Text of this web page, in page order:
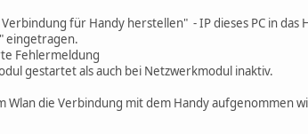
für Handy herstellen" - IP dieses PC in das
eingetragen.
Fehlermeldung
gestartet als auch bei Netzwerkmodul inaktiv.
Wlan die Verbindung mit dem Handy aufgenommen